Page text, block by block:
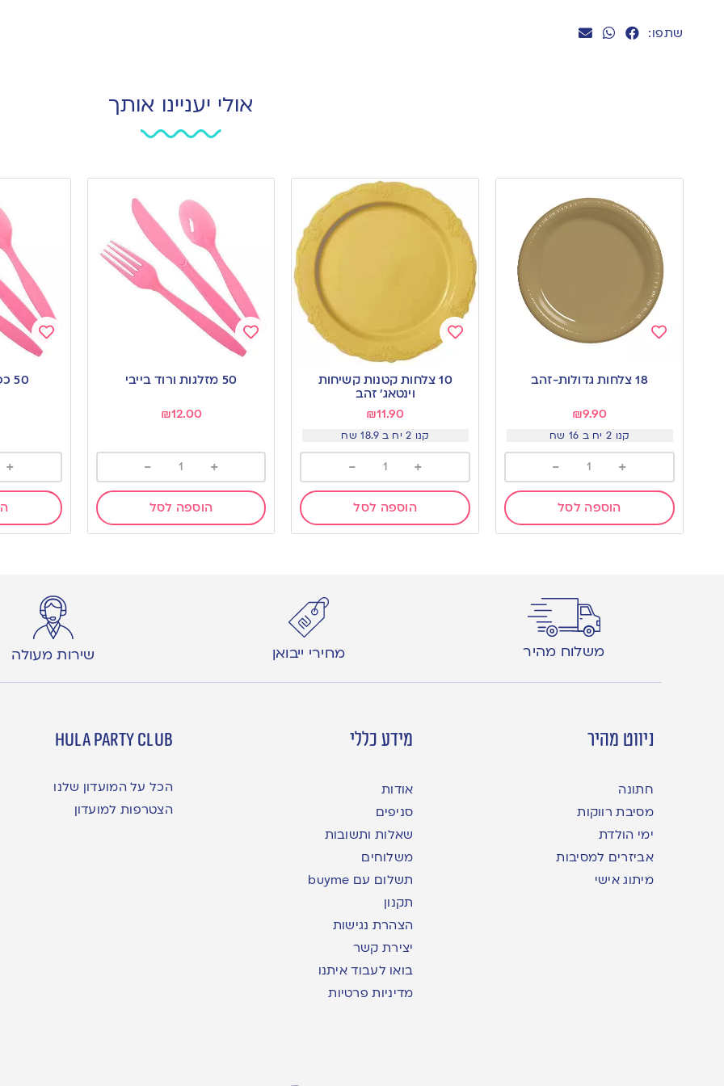
שתפו:
אולי יעניינו אותך
18 צלחות גדולות-זהב
₪9.90
קנו 2 יח ב 16 שח
+
-
הוספה לסל
to
10 צלחות קטנות קשיחות
וינטאג׳ זהב
₪11.90
קנו 2 יח ב 18.9 שח
+
-
הוספה לסל
Add
50 מזלגות ורוד בייבי
₪12.00
+
-
הוספה לסל
Add
50 כפיות ורוד בייבי
+
משלוח מהיר מחירי ייבואן שירות מעולה
ניווט מהיר
חתונה
מסיבת רווקות
ימי הולדת
אביזרים למסיבות
מיתוג אישי
מידע כללי
אודות
סניפים
שאלות ותשובות
משלוחים
תשלום עם buyme
תקנון
הצהרת נגישות
יצירת קשר
בואו לעבוד איתנו
מדיניות פרטיות
hula party club
הכל על המועדון שלנו
הצטרפות למועדון